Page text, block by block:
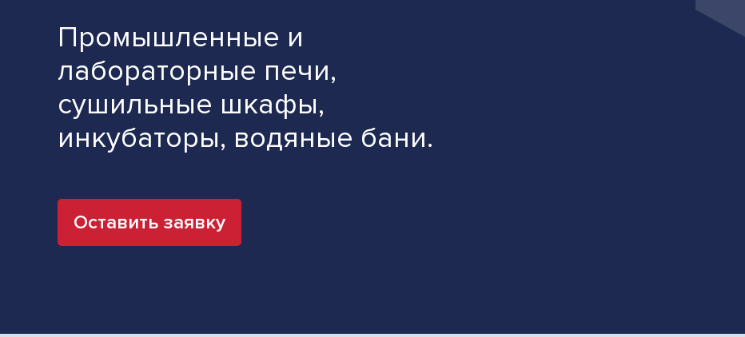
Промышленные и
лабораторные печи,
сушильные шкафы,
инкубаторы, водяные бани.
Оставить заявку